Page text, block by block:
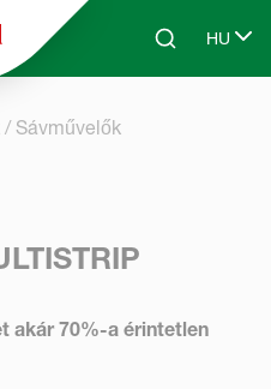
Skip to main contentSearchHU
Select
Sávművelők
akár 70%-a érintetlen